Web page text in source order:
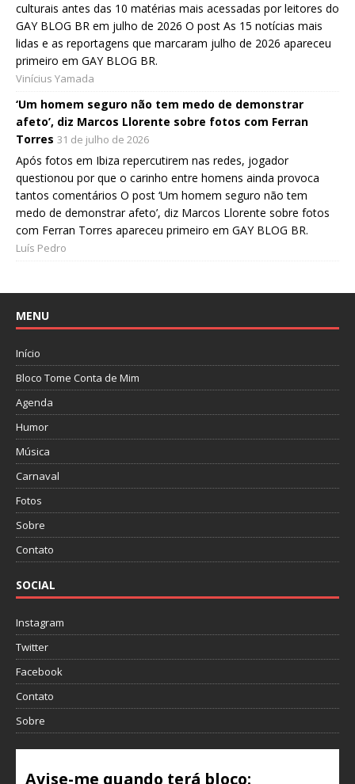
culturais antes das 10 matérias mais acessadas por leitores do
GAY BLOG BR em julho de 2026 O post As 15 notícias mais
lidas e as reportagens que marcaram julho de 2026 apareceu
primeiro em GAY BLOG BR.
Vinícius Yamada
‘Um homem seguro não tem medo de demonstrar
afeto’, diz Marcos Llorente sobre fotos com Ferran
Torres 31 de julho de 2026
Após fotos em Ibiza repercutirem nas redes, jogador
questionou por que o carinho entre homens ainda provoca
tantos comentários O post ‘Um homem seguro não tem
medo de demonstrar afeto’, diz Marcos Llorente sobre fotos
com Ferran Torres apareceu primeiro em GAY BLOG BR.
Luís Pedro
MENU
Início
Bloco Tome Conta de Mim
Agenda
Humor
Música
Carnaval
Fotos
Sobre
Contato
SOCIAL
Instagram
Twitter
Facebook
Contato
Sobre
Avise-me quando terá bloco: